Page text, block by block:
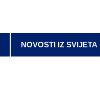
NOVOSTI IZ SVIJETA